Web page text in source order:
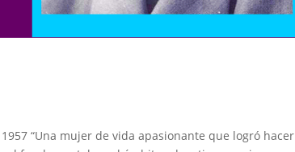
1957 “Una mujer de vida apasionante que logró hacer